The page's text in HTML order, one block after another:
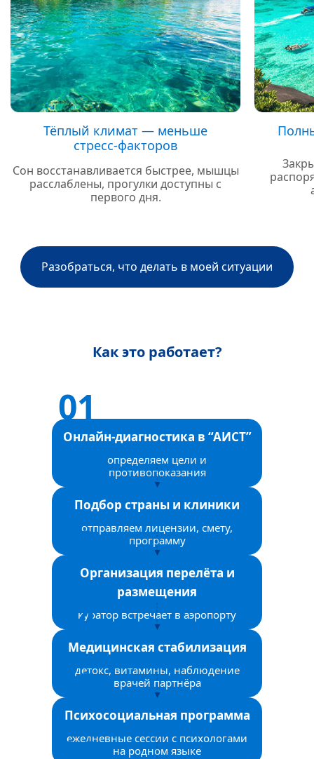
Тёплый климат — меньше
стресс‑факторов
Сон восстанавливается быстрее, мышцы
расслаблены, прогулки доступны с
первого дня.
Разобраться, что делать в моей ситуации
Как это работает?
Онлайн-диагностика в “АИСТ”
определяем цели и
противопоказания
Подбор страны и клиники
отправляем лицензии, смету,
программу
Организация перелёта и
размещения
куратор встречает в аэропорту
Медицинская стабилизация
детокс, витамины, наблюдение
врачей партнёра
Психосоциальная программа
ежедневные сессии с психологами
на родном языке